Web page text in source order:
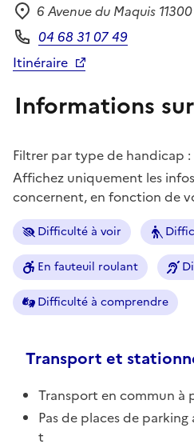
Adresse
6 Avenue du Maquis
Téléphone
04 68 31 07 49
Itinéraire
Informations
Filtrer par type de handicap :
Affichez uniquement les
concernent, en fonction de
Difficulté à voir
En fauteuil roulant
Difficulté à comprendre
Transport et
Transport en commun à
Pas de places de
t